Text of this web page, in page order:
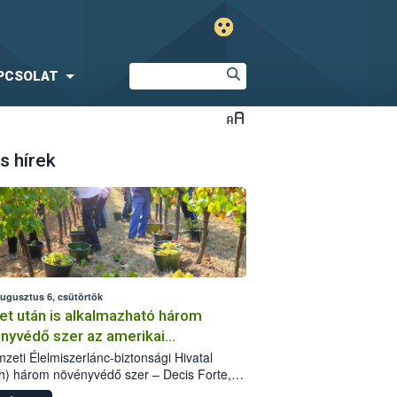
hírek
6, csütörtök
után is alkalmazható három
szer az amerikai
ellen
Élelmiszerlánc-biztonsági Hivatal
három növényvédő szer – Decis Forte,
24 EW, Oroganic – engedélyokiratát